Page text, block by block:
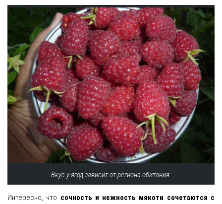
Вкус у ягод зависит от региона обитания.
Интересно, что сочность и нежность мякоти сочетаются с